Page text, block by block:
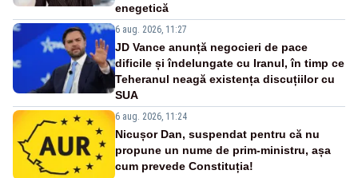
enegetică
6 aug. 2026, 11:27
JD Vance anunță negocieri de pace
dificile și îndelungate cu Iranul, în timp ce
Teheranul neagă existența discuțiilor cu
SUA
6 aug. 2026, 11:24
Nicușor Dan, suspendat pentru că nu
propune un nume de prim-ministru, așa
cum prevede Constituția!